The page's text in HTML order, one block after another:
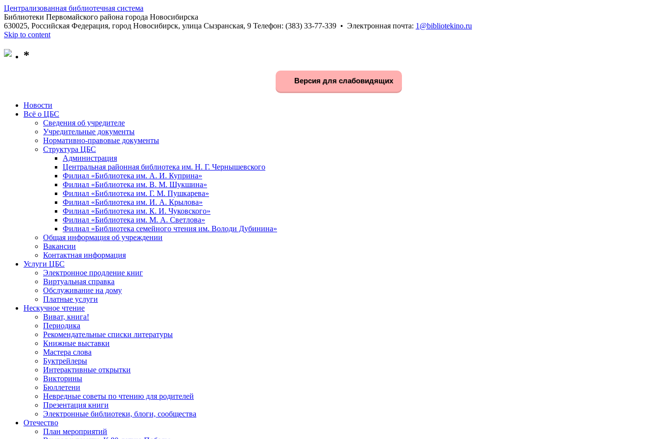
Централизованная библиотечная система
Библиотеки Первомайского района города Новосибирска
630025, Российская Федерация, город Новосибирск, улица Сызранская, 9 Телефон: (383) 33-77-339 • Электронная почта: 1@bibliotekino.ru
Skip to content
*
Версия для слабовидящих
Новости
Всё о ЦБС
Сведения об учредителе
Учредительные документы
Нормативно-правовые документы
Структура ЦБС
Администрация
Центральная районная библиотека им. Н. Г. Чернышевского
Филиал «Библиотека им. А. И. Куприна»
Филиал «Библиотека им. В. М. Шукшина»
Филиал «Библиотека им. Г. М. Пушкарева»
Филиал «Библиотека им. И. А. Крылова»
Филиал «Библиотека им. К. И. Чуковского»
Филиал «Библиотека им. М. А. Светлова»
Филиал «Библиотека семейного чтения им. Володи Дубинина»
Общая информация об учреждении
Вакансии
Контактная информация
Услуги ЦБС
Электронное продление книг
Виртуальная справка
Обслуживание на дому
Платные услуги
Нескучное чтение
Виват, книга!
Периодика
Рекомендательные списки литературы
Книжные выставки
Мастера слова
Буктрейлеры
Интерактивные открытки
Викторины
Бюллетени
Невредные советы по чтению для родителей
Презентация книги
Электронные библиотеки, блоги, сообщества
Отечество
План мероприятий